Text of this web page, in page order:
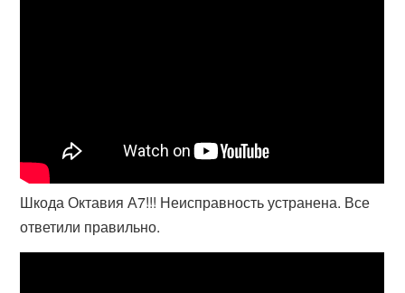
Шкода Октавия А7!!! Неисправность устранена. Все
ответили правильно.